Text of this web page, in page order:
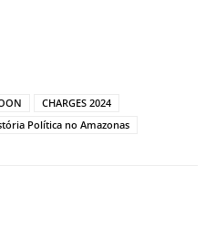
CHARGES 2024
Política no Amazonas